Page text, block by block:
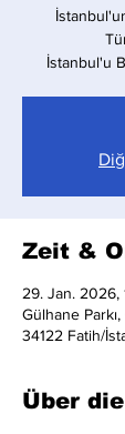
İstanbul'u
Zeit &
29. Jan. 2026,
Gülhane
34122 Fatih/
Über